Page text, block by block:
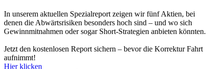
In unserem aktuellen Spezialreport zeigen wir fünf Aktien, bei
denen die Abwärtsrisiken besonders hoch sind – und wo sich
Gewinnmitnahmen oder sogar Short-Strategien anbieten könnten.
Jetzt den kostenlosen Report sichern – bevor die Korrektur Fahrt
aufnimmt!
Hier klicken